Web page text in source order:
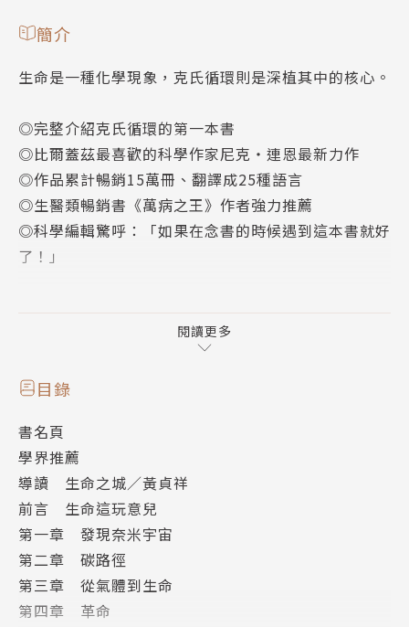
簡介
生命是一種化學現象，克氏循環則是深植其中的核心。
◎完整介紹克氏循環的第一本書
◎比爾蓋茲最喜歡的科學作家尼克‧連恩最新力作
◎作品累計暢銷15萬冊、翻譯成25種語言
◎生醫類暢銷書《萬病之王》作者強力推薦
◎科學編輯驚呼：「如果在念書的時候遇到這本書就好
了！」
幾十年的生物研究與新聞注意力：基因變異帶來演化的
動力，有時候則帶來癌症。本書將說明生命的一切驅
力，從生命起源、多樣性的誕生到癌症與死亡，都離不
生化反應的核心
克氏循環是生化反應的中心，統合了能量流動與醣
類、脂質、蛋白質的代謝，將沒有生命的化學物質轉化
為生命所需的能量與基礎。生命的誕生、老化與癌症的
出現都離不開克氏循環與它帶來的能量轉換，但問世八
十多年來，我們仍然未能掌握克氏循環的全貌。
閱讀更多
目錄
書名頁
學界推薦
導讀 生命之城／黃貞祥
前言 生命這玩意兒
第一章 發現奈米宇宙
第二章 碳路徑
第三章 從氣體到生命
第四章 革命